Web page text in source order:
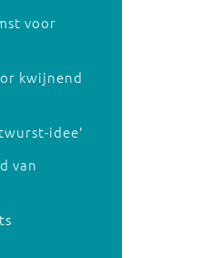
voor
kwijnend
idee'
van